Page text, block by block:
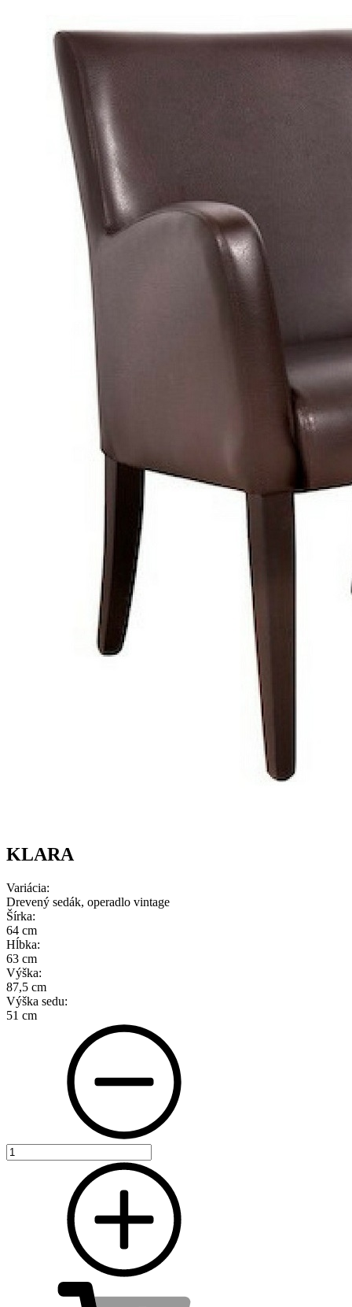
KLARA
Variácia:
Drevený sedák, operadlo vintage
Šírka:
64 cm
Hĺbka:
63 cm
Výška:
87,5 cm
Výška sedu:
51 cm